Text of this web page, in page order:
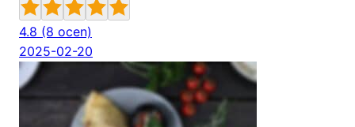
4.8 (8 ocen)
2025-02-20